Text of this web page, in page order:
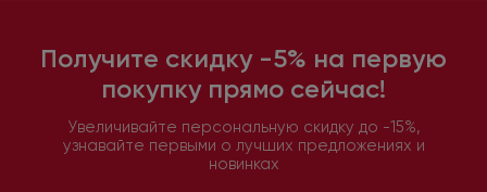
Получите скидку -5% на первую
покупку прямо сейчас!
Увеличивайте персональную скидку до -15%,
узнавайте первыми о лучших предложениях и
новинках